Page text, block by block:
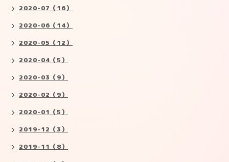
2020-07（16）
2020-06（14）
2020-05（12）
2020-04（5）
2020-03（9）
2020-02（9）
2020-01（5）
2019-12（3）
2019-11（8）